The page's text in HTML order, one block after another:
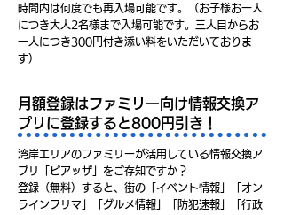
時間内は何度でも再入場可能です。​​（お子様お一人
につき大人2名様まで入場可能です。三人目からお
一人につき300円付き添い料をいただいておりま
す）
月額登録はファミリー向け情報交換ア
プリに登録すると800円引き！
​​湾岸エリアのファミリーが活用している情報交換ア
プリ「ピアッザ」をご存知ですか？
登録（無料）すると、街の「イベント情報」「オン
ラインフリマ」「グルメ情報」「防犯速報」「行政